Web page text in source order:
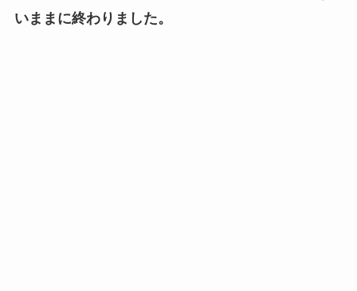
いままに終わりました。